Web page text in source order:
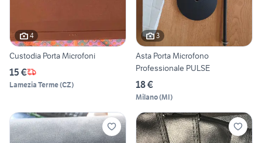
4
Custodia Porta Microfoni
15 €
Lamezia Terme(CZ)
3
Asta Porta Microfono
Professionale PULSE
18 €
Milano(MI)